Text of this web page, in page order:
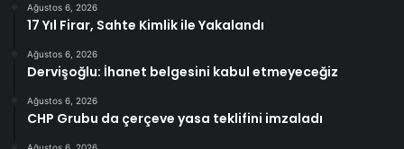
Ağustos 6, 2026
17 Yıl Firar, Sahte Kimlik ile Yakalandı
Ağustos 6, 2026
Dervişoğlu: İhanet belgesini kabul etmeyeceğiz
Ağustos 6, 2026
CHP Grubu da çerçeve yasa teklifini imzaladı